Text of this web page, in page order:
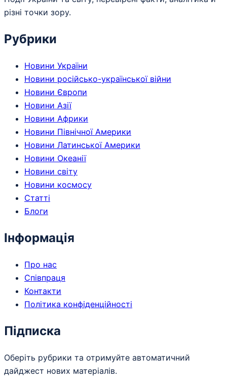
різні точки зору.
Рубрики
Новини України
Новини російсько-української війни
Новини Європи
Новини Азії
Новини Африки
Новини Північної Америки
Новини Латинської Америки
Новини Океанії
Новини світу
Новини космосу
Статті
Блоги
Інформація
Про нас
Співпраця
Контакти
Політика конфіденційності
Підписка
Оберіть рубрики та отримуйте автоматичний
дайджест нових матеріалів.